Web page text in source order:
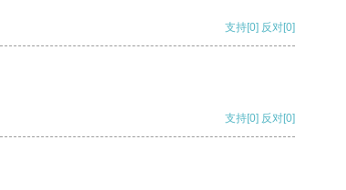
支持[0] 反对[0]
支持[0] 反对[0]